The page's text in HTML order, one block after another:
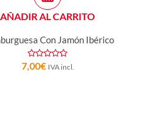
AÑADIR AL CARRITO
Con Jamón Ibérico
7,00€ IVA incl.